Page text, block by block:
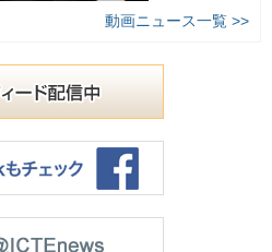
動画ニュース一覧 >>